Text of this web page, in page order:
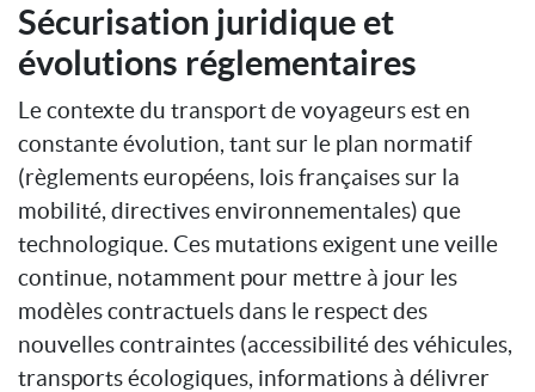
Sécurisation juridique et
évolutions réglementaires
Le contexte du transport de voyageurs est en
constante évolution, tant sur le plan normatif
(règlements européens, lois françaises sur la
mobilité, directives environnementales) que
technologique. Ces mutations exigent une veille
continue, notamment pour mettre à jour les
modèles contractuels dans le respect des
nouvelles contraintes (accessibilité des véhicules,
transports écologiques, informations à délivrer